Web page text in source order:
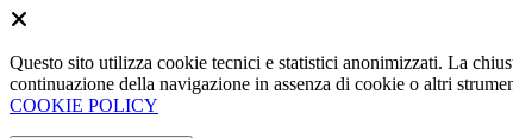
Questo sito utilizza cookie tecnici e statistici anonimizzati. La
continuazione della navigazione in assenza di cookie o altri
COOKIE POLICY